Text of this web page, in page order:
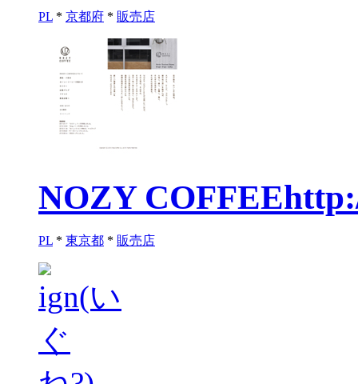
PL * 京都府 * 販売店
NOZY COFFEE
PL * 東京都 * 販売店